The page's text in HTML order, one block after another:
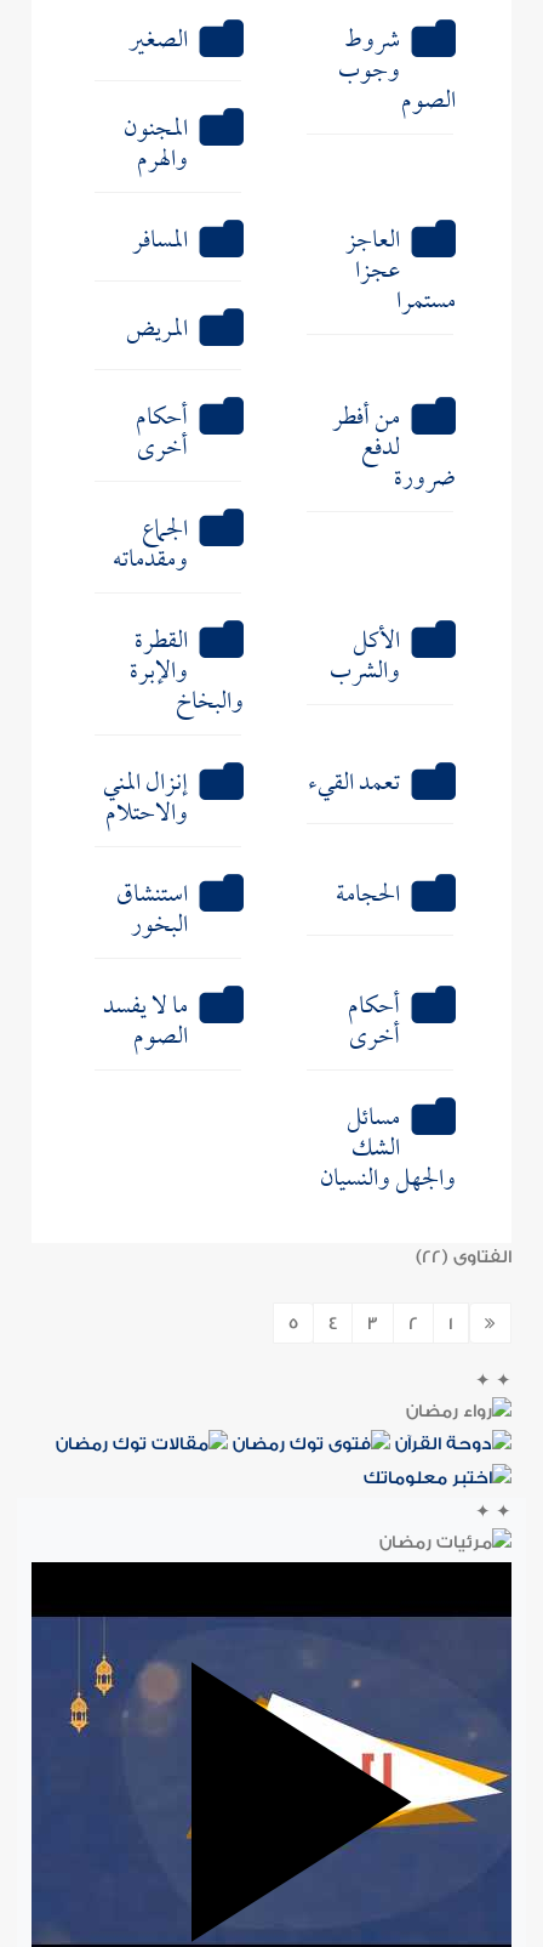
شروط
وجوب
الصوم
الصغير
المجنون
والهرم
العاجز
عجزا
مستمرا
المسافر
المريض
من أفطر
لدفع
ضرورة
أحكام
أخرى
الجماع
ومقدماته
الأكل
والشرب
القطرة
والإبرة
والبخاخ
تعمد القيء
إنزال المني
والاحتلام
الحجامة
استنشاق
البخور
أحكام
أخرى
ما لا يفسد
الصوم
مسائل
الشك
والجهل والنسيان
الفتاوى (22)
1
2
3
4
5
✦
✦
✦
✦